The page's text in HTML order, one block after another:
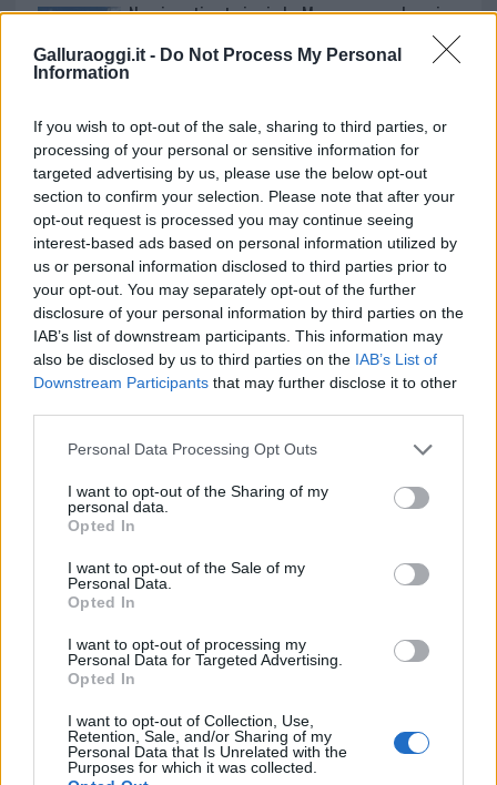
Galluraoggi.it - Do Not Process My Personal
Information
If you wish to opt-out of the sale, sharing to third parties, or
processing of your personal or sensitive information for
targeted advertising by us, please use the below opt-out
section to confirm your selection. Please note that after your
opt-out request is processed you may continue seeing
interest-based ads based on personal information utilized by
us or personal information disclosed to third parties prior to
your opt-out. You may separately opt-out of the further
disclosure of your personal information by third parties on the
IAB’s list of downstream participants. This information may
also be disclosed by us to third parties on the IAB’s List of
Downstream Participants that may further disclose it to other
Please note that this website/app uses one or more Google
not limited to your visit or usage behaviour. You may click to
grant or deny consent to Google and its third-party tags to
use your data for below specified purposes in below Google
consent section.
Personal Data Processing Opt Outs
I want to opt-out of the Sharing of my
personal data.
Opted In
I want to opt-out of the Sale of my
Personal Data.
Opted In
I want to opt-out of processing my
Personal Data for Targeted Advertising.
Opted In
I want to opt-out of Collection, Use,
Retention, Sale, and/or Sharing of my
Personal Data that Is Unrelated with the
Purposes for which it was collected.
Nuovi posti auto in via La Marmora, parcheggio
provvisorio a La Maddalena
bussano alle porte
Notre-Dame de Paris conquista Olbia, la prima
al Molo Brin è un successo
NECROLOGIE
Mario Malu
Paolo Pinna
Martina Agostina Diturco